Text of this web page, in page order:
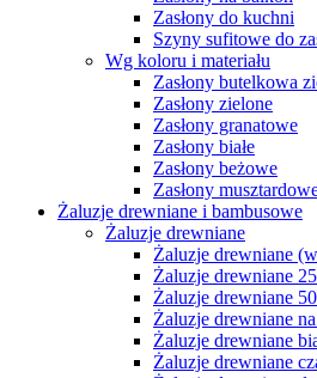
Zasłony do kuchni
Szyny sufitowe do
Wg koloru i materiału
Zasłony butelkowa
Zasłony zielone
Zasłony granatowe
Zasłony białe
Zasłony beżowe
Zasłony
Żaluzje drewniane i bambusowe
Żaluzje drewniane
Żaluzje drewniane
Żaluzje drewniane
Żaluzje drewniane
Żaluzje drewniane
Żaluzje drewniane
Żaluzje drewniane